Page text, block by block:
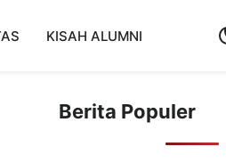
KISAH ALUMNI
Berita Populer